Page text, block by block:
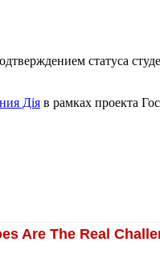
статуса
Дія в рамках проекта